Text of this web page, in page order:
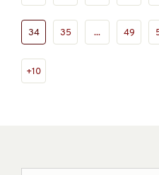
34 35 ... 49
+10